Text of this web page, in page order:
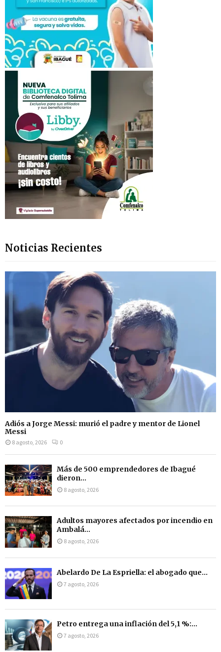
Noticias Recientes
Adiós a Jorge Messi: murió el padre y mentor de Lionel
Messi
8 agosto, 2026 0
Más de 500 emprendedores de Ibagué
dieron...
8 agosto, 2026
Adultos mayores afectados por incendio en
Ambalá...
8 agosto, 2026
Abelardo De La Espriella: el abogado que...
7 agosto, 2026
Petro entrega una inflación del 5,1 %:...
7 agosto, 2026